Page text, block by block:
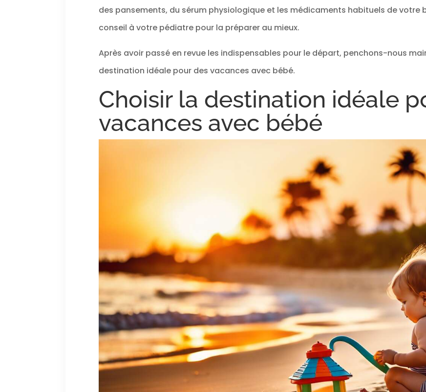
des pansements, du sérum physiologique et les médicaments habituels de votre
conseil à votre pédiatre pour la préparer au mieux.
Après avoir passé en revue les indispensables pour le départ, penchons-nous
destination idéale pour des vacances avec bébé.
Choisir la destination idéale
vacances avec bébé